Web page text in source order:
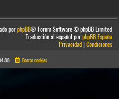
porphpBB® Forum Software © phpBB Limited
Traducción al español porphpBB España
Privacidad|Condiciones
Borrar cookies